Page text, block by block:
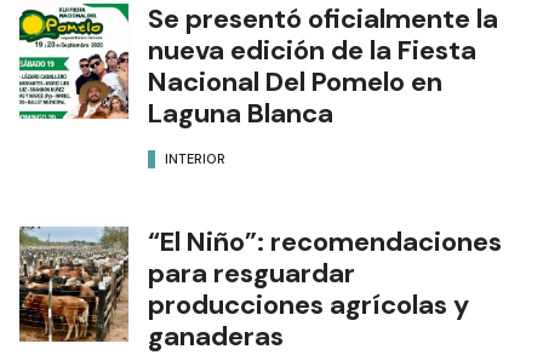
Se presentó oficialmente la
nueva edición de la Fiesta
Nacional Del Pomelo en
Laguna Blanca
INTERIOR
“El Niño”: recomendaciones
para resguardar
producciones agrícolas y
ganaderas